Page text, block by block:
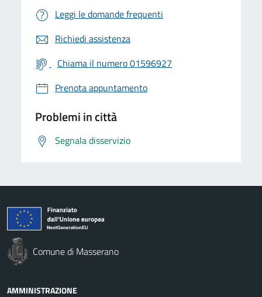
Leggi le domande frequenti
Richiedi assistenza
Chiama il numero 01596927
Prenota appuntamento
Problemi in città
Segnala disservizio
Comune di Masserano
AMMINISTRAZIONE